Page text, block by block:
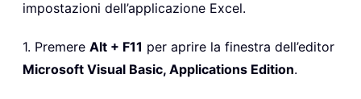
impostazioni dell’applicazione Excel.
1. Premere Alt + F11 per aprire la finestra dell’editor
Microsoft Visual Basic, Applications Edition.